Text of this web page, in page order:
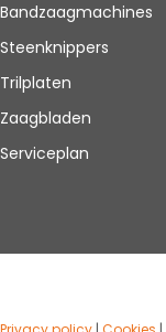
Bandzaagmachines
Steenknippers
Trilplaten
Zaagbladen
Serviceplan